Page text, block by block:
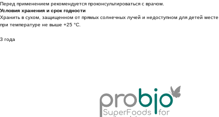
Перед применением рекомендуется проконсультироваться с врачом.
Условия хранения и срок годности
Хранить в сухом, защищенном от прямых солнечных лучей и недоступном для детей месте
при температуре не выше +25 °C.
3 года